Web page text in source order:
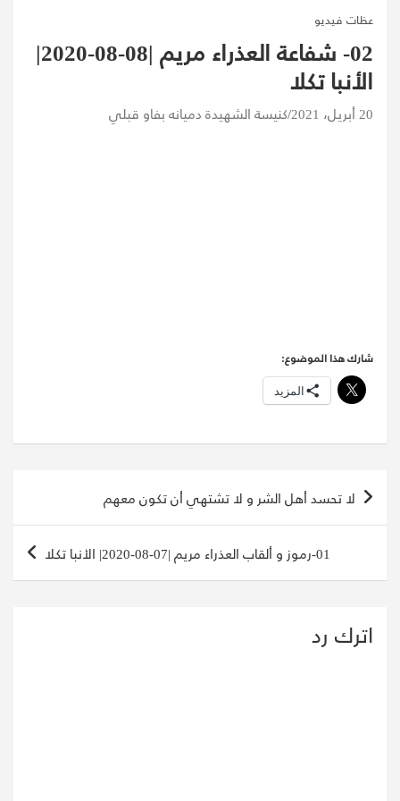
عظات فيديو
02- شفاعة العذراء مريم |08-08-2020|
الأنبا تكلا
20 أبريل، 2021 كنيسة الشهيدة دميانه بفاو قبلي
شارك هذا الموضوع:
المزيد
تصفّح
المقالات
لا تحسد أهل الشر و لا تشتهي أن تكون معهم
01-رموز و ألقاب العذراء مريم |07-08-2020| الأنبا تكلا
اترك رد